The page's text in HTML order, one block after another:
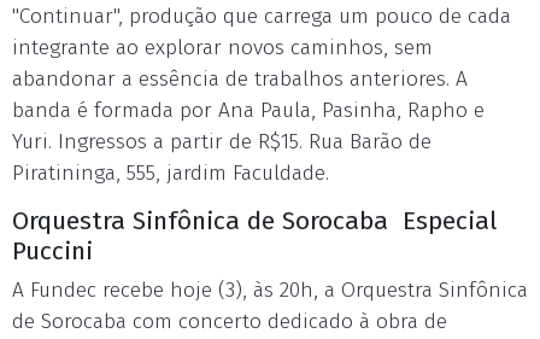
"Continuar", produção que carrega um pouco de cada
integrante ao explorar novos caminhos, sem
abandonar a essência de trabalhos anteriores. A
banda é formada por Ana Paula, Pasinha, Rapho e
Yuri. Ingressos a partir de R$15. Rua Barão de
Piratininga, 555, jardim Faculdade.
Orquestra Sinfônica de Sorocaba ­ Especial
Puccini
A Fundec recebe hoje (3), às 20h, a Orquestra Sinfônica
de Sorocaba com concerto dedicado à obra de